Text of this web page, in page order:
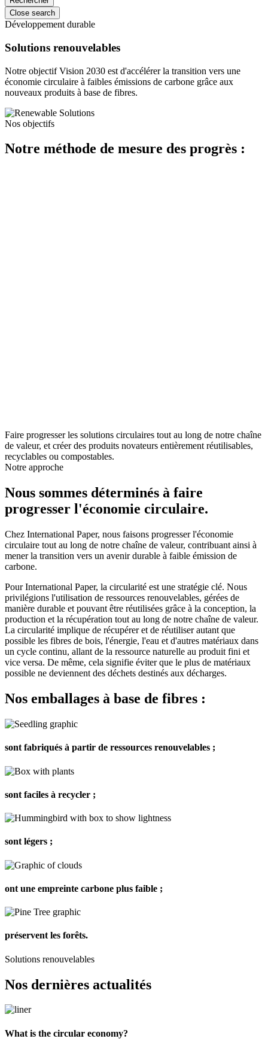
Close search
Développement durable
Solutions renouvelables
Notre objectif Vision 2030 est d'accélérer la transition vers une
économie circulaire à faibles émissions de carbone grâce aux
nouveaux produits à base de fibres.
Nos objectifs
Notre méthode de mesure des progrès :
Faire progresser les solutions circulaires tout au long de notre chaîne
de valeur, et créer des produits novateurs entièrement réutilisables,
recyclables ou compostables.
Notre approche
Nous sommes déterminés à faire
progresser l'économie circulaire.
Chez International Paper, nous faisons progresser l'économie
circulaire tout au long de notre chaîne de valeur, contribuant ainsi à
mener la transition vers un avenir durable à faible émission de
carbone.
Pour International Paper, la circularité est une stratégie clé. Nous
privilégions l'utilisation de ressources renouvelables, gérées de
manière durable et pouvant être réutilisées grâce à la conception, la
production et la récupération tout au long de notre chaîne de valeur.
La circularité implique de récupérer et de réutiliser autant que
possible les fibres de bois, l'énergie, l'eau et d'autres matériaux dans
un cycle continu, allant de la ressource naturelle au produit fini et
vice versa. De même, cela signifie éviter que le plus de matériaux
possible ne deviennent des déchets destinés aux décharges.
Nos emballages à base de fibres :
sont fabriqués à partir de ressources renouvelables ;
sont faciles à recycler ;
sont légers ;
ont une empreinte carbone plus faible ;
préservent les forêts.
Solutions renouvelables
Nos dernières actualités
What is the circular economy?